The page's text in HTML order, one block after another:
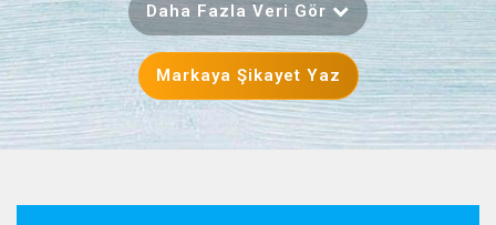
Daha Fazla Veri Gör
Markaya Şikayet Yaz